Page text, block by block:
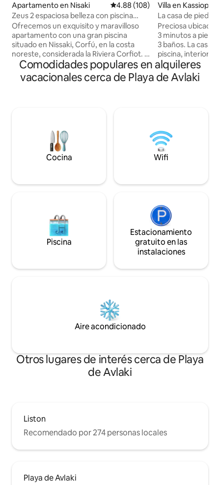
Apartamento en Nisaki Calificación promedio: 4.88 de
4.88 (108)
Zeus 2 espaciosa belleza con piscina
privada
Ofrecemos un exquisito y maravilloso
apartamento con una gran piscina
situado en Nissaki, Corfú, en la costa
noreste, considerada la Riviera Corfiot. El
balcón tiene una magnífica vista al mar.
La distancia a una selección de
restaurantes, supermercado, panadería,
sin coche. Tiene un balcón con unas
magníficas vistas al mar. OFRECEMOS
TRASLADO DESDE Y HACIA EL
AEROPUERTO A UN PRECIO MUY
Villa en Kassiopi
La casa de piedra
Preciosa
3 minutos a pie de la playa.
3 baños. La casa
piscina, interiores
exuberante
de la bahía de
vírgenes más
tabernas a solo 5
conocidas por
fabuloso
Comodidades populares en alquileres
vacacionales cerca de Playa de Avlaki
Cocina Wifi
Piscina
Estacionamiento
gratuito en las
instalaciones
Aire acondicionado
Otros lugares de interés cerca de Playa
de Avlaki
Liston
Recomendado por 274 personas locales
Playa de Avlaki